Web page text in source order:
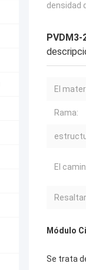
densidad
El
Rama:
El
Módulo
Se trata